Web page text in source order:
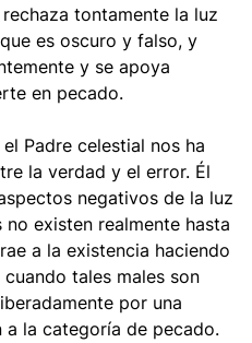
tontamente la luz
es oscuro y falso, y
y se apoya
en pecado.
Padre celestial nos ha
la verdad y el error. Él
negativos de la luz
existen realmente hasta
a la existencia haciendo
tales males son
por una
a la categoría de pecado.